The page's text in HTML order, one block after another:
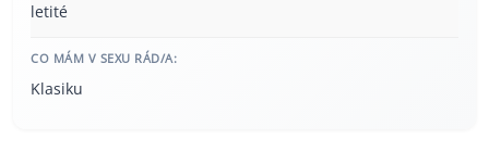
letité
CO MÁM V SEXU RÁD/A:
Klasiku